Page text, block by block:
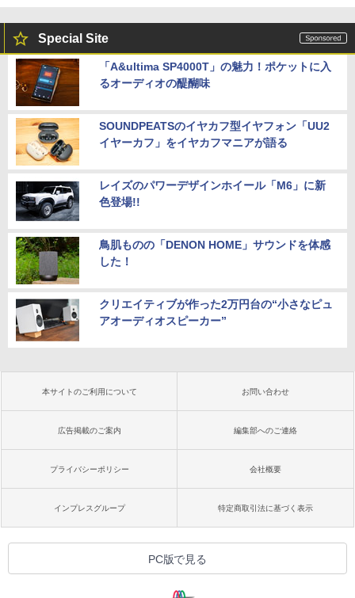
Special Site
「A&ultima SP4000T」の魅力！ポケットに入
るオーディオの醍醐味
SOUNDPEATSのイヤカフ型イヤフォン「UU2
イヤーカフ」をイヤカフマニアが語る
レイズのパワーデザインホイール「M6」に新
色登場!!
鳥肌ものの「DENON HOME」サウンドを体感
した！
クリエイティブが作った2万円台の“小さなピュ
アオーディオスピーカー”
本サイトのご利用について お問い合わせ
広告掲載のご案内 編集部へのご連絡
プライバシーポリシー 会社概要
インプレスグループ 特定商取引法に基づく表示
PC版で見る